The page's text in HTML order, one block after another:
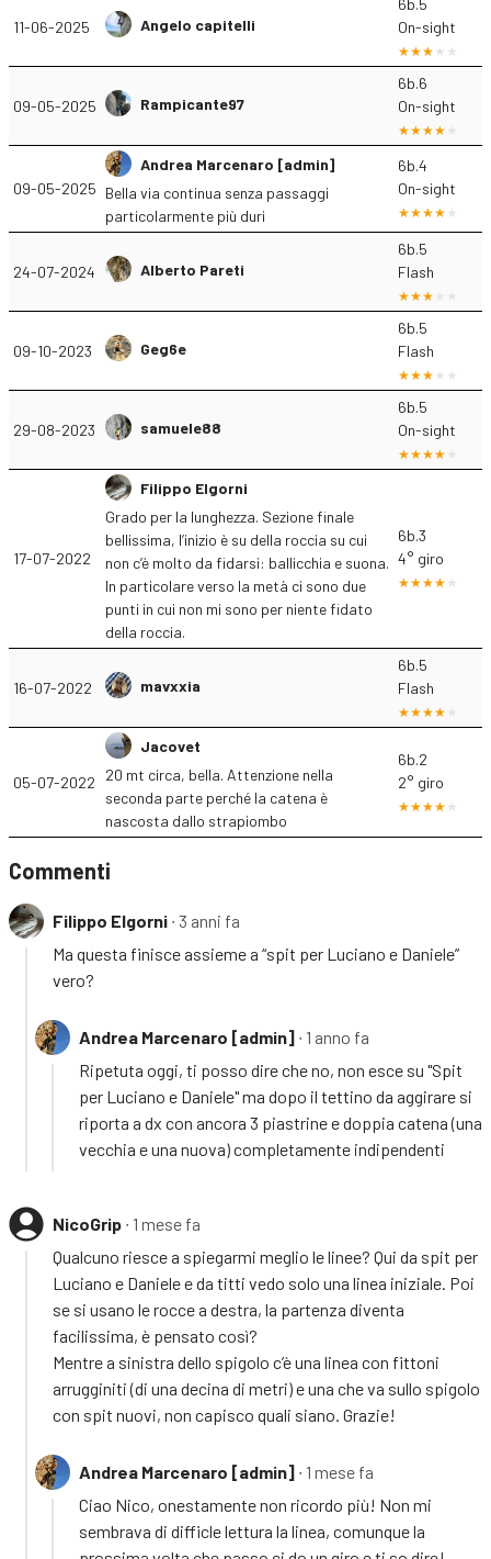
11-06-2025 Angelo capitelli
6b.5
On-sight
09-05-2025 Rampicante97
6b.6
On-sight
09-05-2025
Andrea Marcenaro [admin]
Bella via continua senza passaggi
particolarmente più duri
6b.4
On-sight
24-07-2024 Alberto Pareti
6b.5
Flash
09-10-2023 Geg6e
6b.5
Flash
29-08-2023 samuele88
6b.5
On-sight
17-07-2022
Filippo Elgorni
Grado per la lunghezza. Sezione finale
bellissima, l’inizio è su della roccia su cui
non c’è molto da fidarsi: ballicchia e suona.
In particolare verso la metà ci sono due
punti in cui non mi sono per niente fidato
della roccia.
6b.3
4° giro
16-07-2022 mavxxia
6b.5
Flash
05-07-2022
Jacovet
20 mt circa, bella. Attenzione nella
seconda parte perché la catena è
nascosta dallo strapiombo
6b.2
2° giro
Commenti
Filippo Elgorni ∙ 3 anni fa
Ma questa finisce assieme a “spit per Luciano e Daniele”
vero?
Andrea Marcenaro [admin] ∙ 1 anno fa
Ripetuta oggi, ti posso dire che no, non esce su "Spit
per Luciano e Daniele" ma dopo il tettino da aggirare si
riporta a dx con ancora 3 piastrine e doppia catena (una
vecchia e una nuova) completamente indipendenti
NicoGrip ∙ 1 mese fa
Qualcuno riesce a spiegarmi meglio le linee? Qui da spit per
Luciano e Daniele e da titti vedo solo una linea iniziale. Poi
se si usano le rocce a destra, la partenza diventa
facilissima, è pensato così?
Mentre a sinistra dello spigolo c’è una linea con fittoni
arrugginiti (di una decina di metri) e una che va sullo spigolo
con spit nuovi, non capisco quali siano. Grazie!
Andrea Marcenaro [admin] ∙ 1 mese fa
Ciao Nico, onestamente non ricordo più! Non mi
sembrava di difficle lettura la linea, comunque la